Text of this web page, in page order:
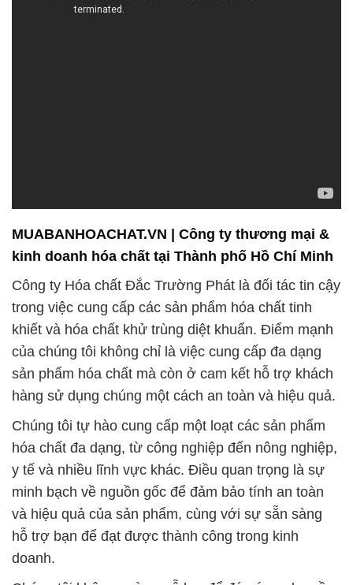
MUABANHOACHAT.VN | Công ty thương mại &
kinh doanh hóa chất tại Thành phố Hồ Chí Minh
Công ty Hóa chất Đắc Trường Phát là đối tác tin cậy
trong việc cung cấp các sản phẩm hóa chất tinh
khiết và hóa chất khử trùng diệt khuẩn. Điểm mạnh
của chúng tôi không chỉ là việc cung cấp đa dạng
sản phẩm hóa chất mà còn ở cam kết hỗ trợ khách
hàng sử dụng chúng một cách an toàn và hiệu quả.
Chúng tôi tự hào cung cấp một loạt các sản phẩm
hóa chất đa dạng, từ công nghiệp đến nông nghiệp,
y tế và nhiều lĩnh vực khác. Điều quan trọng là sự
minh bạch về nguồn gốc để đảm bảo tính an toàn
và hiệu quả của sản phẩm, cùng với sự sẵn sàng
hỗ trợ bạn để đạt được thành công trong kinh
doanh.